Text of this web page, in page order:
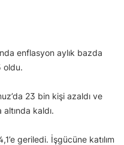
enflasyon aylık bazda
oldu.
23 bin kişi azaldı ve
kaldı.
geriledi. İşgücüne katılım